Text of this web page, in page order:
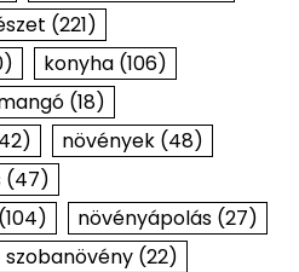
(221)
konyha(106)
(18)
növények(48)
(47)
növényápolás(27)
szobanövény(22)